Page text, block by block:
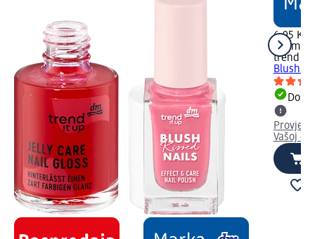
6,95 KM
1 kom.
trend !t
Blush
Vašoj